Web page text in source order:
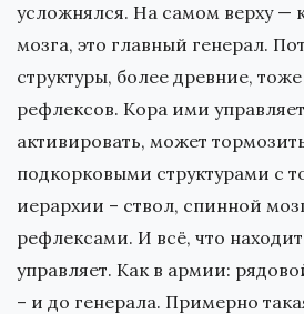
усложнялся. На самом верху —
мозга, это главный генерал.
структуры, более древние,
рефлексов. Кора ими
активировать, может
подкорковыми структурами с
иерархии – ствол, спинной
рефлексами. И всё, что
управляет. Как в армии:
– и до генерала. Примерно